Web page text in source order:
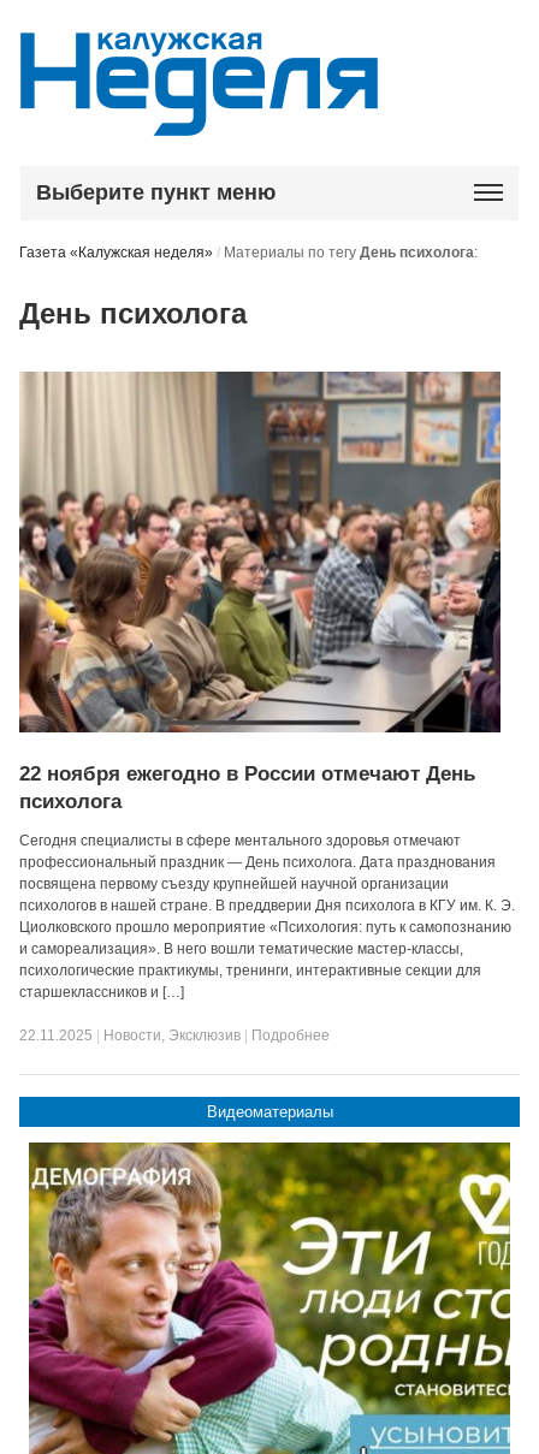
Выберите пункт меню
Газета «Калужская неделя» / Материалы по тегуДень психолога:
День психолога
22 ноября ежегодно в России отмечают День
психолога
Сегодня специалисты в сфере ментального здоровья отмечают
профессиональный праздник — День психолога. Дата празднования
посвящена первому съезду крупнейшей научной организации
психологов в нашей стране. В преддверии Дня психолога в КГУ им. К. Э.
Циолковского прошло мероприятие «Психология: путь к самопознанию
и самореализация». В него вошли тематические мастер-классы,
психологические практикумы, тренинги, интерактивные секции для
старшеклассников и […]
22.11.2025 Новости, Эксклюзив Подробнее
Видеоматериалы